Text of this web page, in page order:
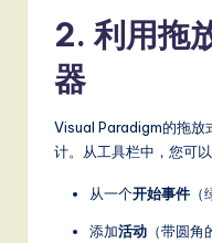
in
A
S
2. 利用拖
器
Visual Paradigm的拖放
计。从工具栏中，您可
从一个开始事件
添加活动 （带圆